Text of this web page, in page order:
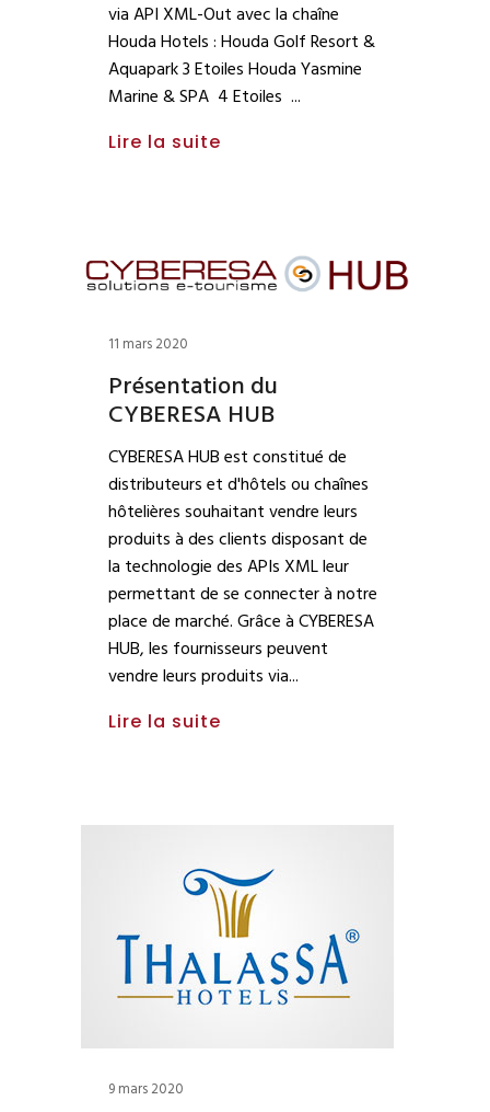
via API XML-Out avec la chaîne
Houda Hotels : Houda Golf Resort &
Aquapark 3 Etoiles Houda Yasmine
Marine & SPA 4 Etoiles
Lire la suite
11 mars 2020
Présentation du
CYBERESA HUB
CYBERESA HUB est constitué de
distributeurs et d'hôtels ou chaînes
hôtelières souhaitant vendre leurs
produits à des clients disposant de
la technologie des APIs XML leur
permettant de se connecter à notre
place de marché. Grâce à CYBERESA
HUB, les fournisseurs peuvent
vendre leurs produits via
Lire la suite
9 mars 2020